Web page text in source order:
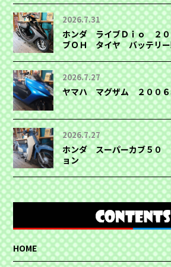
2026.7.31
ホンダ ライブＤｉｏ ２
ブＯＨ タイヤ バッテリ
2026.7.27
ヤマハ マグザム ２００６
2026.7.27
ホンダ スーパーカブ５０
ョン
HOME